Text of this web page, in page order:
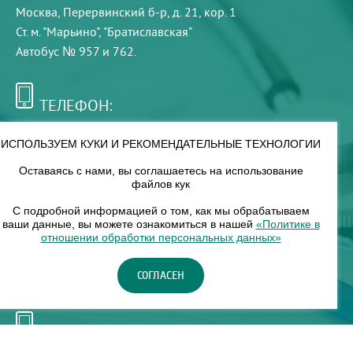
Москва, Перервинский б-р, д. 21, кор. 1
Ст. м. "Марьино", "Братиславская"
Автобус № 957 и 762.
ТЕЛЕФОН:
РЕЖИМ РАБОТЫ:
8 — 18
НАШ ФИЛИАЛ:
Москва, м. Нагорное, Нагорный б-р, д. 19, кор. 1
ИСПОЛЬЗУЕМ КУКИ И РЕКОМЕНДАТЕЛЬНЫЕ ТЕХНОЛОГИИ
Оставаясь с нами, вы соглашаетесь на использование
файлов кук
С подробной информацией о том, как мы обрабатываем
ваши данные, вы можете ознакомиться в нашей «Политике в
отношении обработки персональных данных»
СОГЛАСЕН